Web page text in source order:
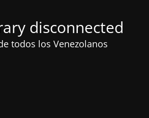
disconnected
todos los Venezolanos